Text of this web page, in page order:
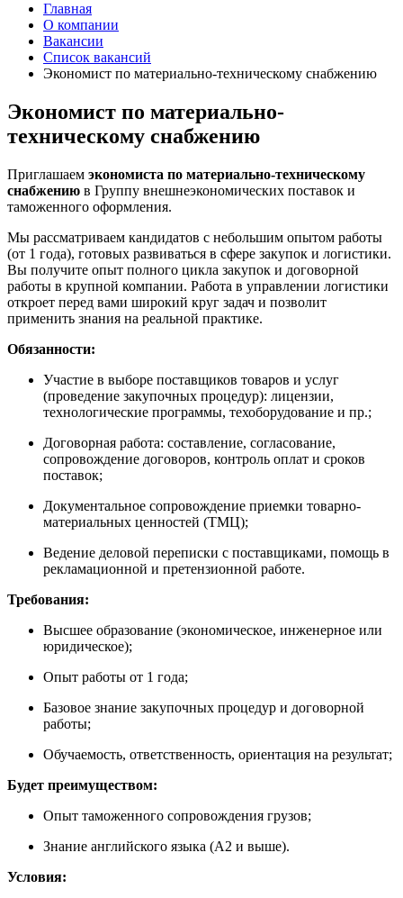
Главная
О компании
Вакансии
Список вакансий
Экономист по материально-техническому снабжению
Экономист по материально-
техническому снабжению
Приглашаем экономиста по материально-техническому
снабжению в Группу внешнеэкономических поставок и
таможенного оформления.
Мы рассматриваем кандидатов с небольшим опытом работы
(от 1 года), готовых развиваться в сфере закупок и логистики.
Вы получите опыт полного цикла закупок и договорной
работы в крупной компании. Работа в управлении логистики
откроет перед вами широкий круг задач и позволит
применить знания на реальной практике.
Обязанности:
Участие в выборе поставщиков товаров и услуг
(проведение закупочных процедур): лицензии,
технологические программы, техоборудование и пр.;
Договорная работа: составление, согласование,
сопровождение договоров, контроль оплат и сроков
поставок;
Документальное сопровождение приемки товарно-
материальных ценностей (ТМЦ);
Ведение деловой переписки с поставщиками, помощь в
рекламационной и претензионной работе.
Требования:
Высшее образование (экономическое, инженерное или
юридическое);
Опыт работы от 1 года;
Базовое знание закупочных процедур и договорной
работы;
Обучаемость, ответственность, ориентация на результат;
Будет преимуществом:
Опыт таможенного сопровождения грузов;
Знание английского языка (А2 и выше).
Условия: